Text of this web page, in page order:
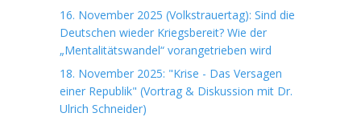
16. November 2025 (Volkstrauertag): Sind die
Deutschen wieder Kriegsbereit? Wie der
„Mentalitätswandel“ vorangetrieben wird
18. November 2025: "Krise - Das Versagen
einer Republik" (Vortrag & Diskussion mit Dr.
Ulrich Schneider)